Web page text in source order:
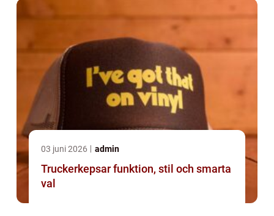
03 juni 2026 admin
Truckerkepsar funktion, stil och smarta
val